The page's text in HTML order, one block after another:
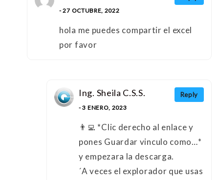
- 27 OCTUBRE, 2022
hola me puedes compartir el excel
por favor
Reply
Ing. Sheila C.S.S.
- 3 ENERO, 2023
👨‍💻 *Clic derecho al enlace y
pones Guardar vinculo como…*
y empezara la descarga.
´A veces el explorador que usas